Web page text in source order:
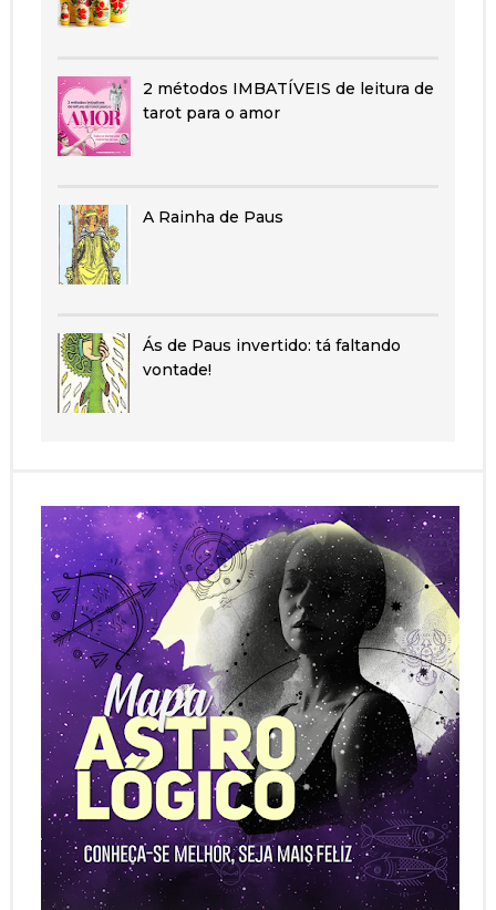
2 métodos IMBATÍVEIS de leitura de
tarot para o amor
A Rainha de Paus
Ás de Paus invertido: tá faltando
vontade!